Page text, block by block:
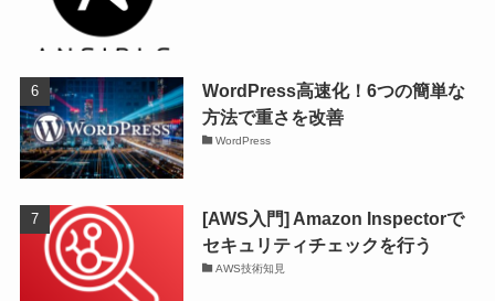
WordPress高速化！6つの簡単な
方法で重さを改善
WordPress
[AWS入門] Amazon Inspectorで
セキュリティチェックを行う
AWS技術知見